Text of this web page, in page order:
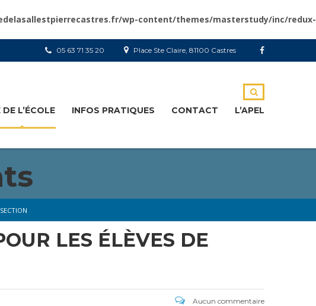
wp-content/themes/masterstudy/inc/redux-
Place Ste Claire, 81100 Castres
05 63 71 35 20
DE L’ÉCOLE INFOS PRATIQUES CONTACT L’APEL
LES ÉLÈVES DE
Aucun commentaire